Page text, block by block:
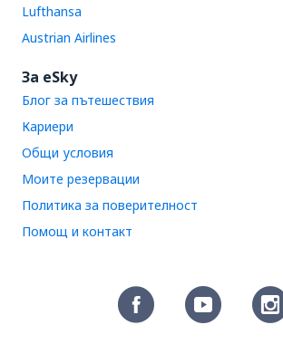
Lufthansa
Austrian Airlines
За eSky
Блог за пътешествия
Кариери
Общи условия
Моите резервации
Политика за поверителност
Помощ и контакт